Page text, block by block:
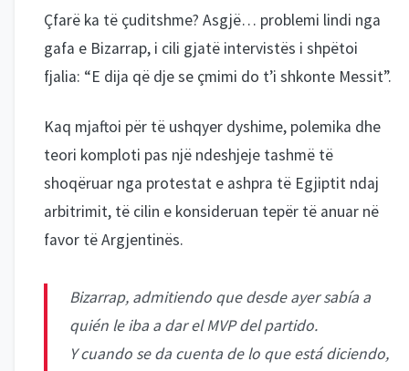
Çfarë ka të çuditshme? Asgjë… problemi lindi nga
gafa e Bizarrap, i cili gjatë intervistës i shpëtoi
fjalia: “E dija që dje se çmimi do t’i shkonte Messit”.
Kaq mjaftoi për të ushqyer dyshime, polemika dhe
teori komploti pas një ndeshjeje tashmë të
shoqëruar nga protestat e ashpra të Egjiptit ndaj
arbitrimit, të cilin e konsideruan tepër të anuar në
favor të Argjentinës.
Bizarrap, admitiendo que desde ayer sabía a
quién le iba a dar el MVP del partido.
Y cuando se da cuenta de lo que está diciendo,